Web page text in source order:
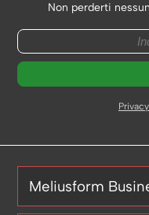
Non perderti
Meliusform